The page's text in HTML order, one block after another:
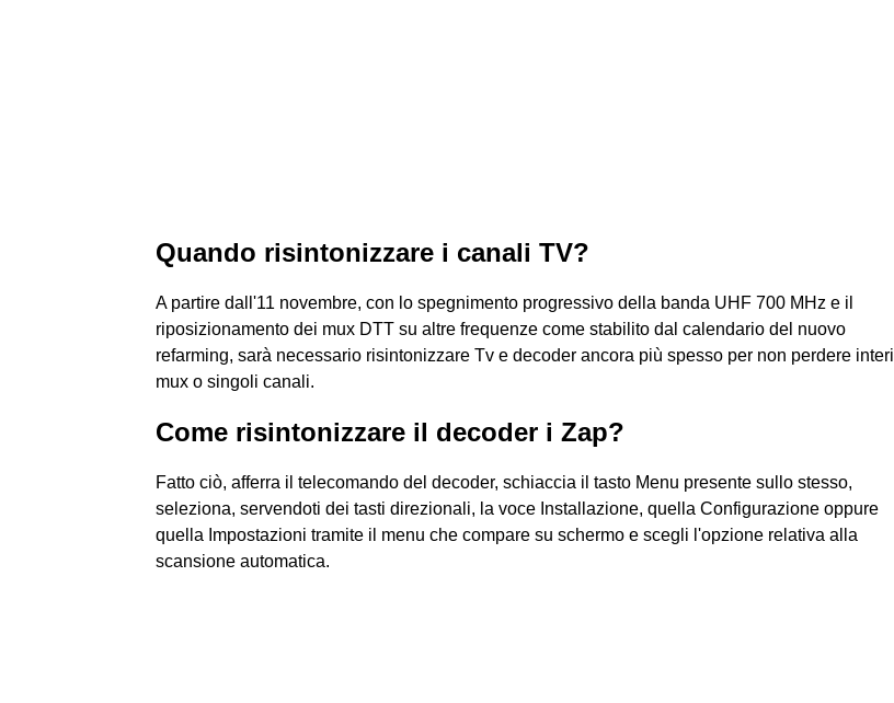
Quando risintonizzare i canali TV?
A partire dall'11 novembre, con lo spegnimento progressivo della banda UHF 700 MHz e il
riposizionamento dei mux DTT su altre frequenze come stabilito dal calendario del nuovo
refarming, sarà necessario risintonizzare Tv e decoder ancora più spesso per non perdere interi
mux o singoli canali.
Come risintonizzare il decoder i Zap?
Fatto ciò, afferra il telecomando del decoder, schiaccia il tasto Menu presente sullo stesso,
seleziona, servendoti dei tasti direzionali, la voce Installazione, quella Configurazione oppure
quella Impostazioni tramite il menu che compare su schermo e scegli l'opzione relativa alla
scansione automatica.